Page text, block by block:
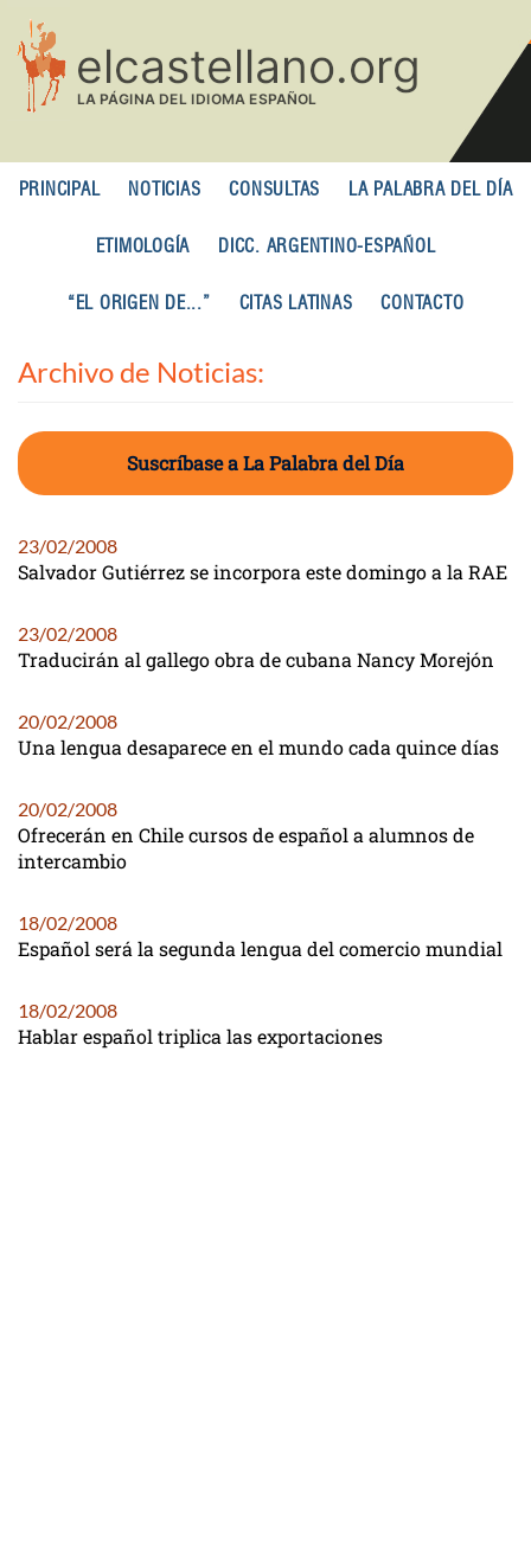
contenido
principal
PRINCIPAL NOTICIAS CONSULTAS LA PALABRA DEL DÍA
ETIMOLOGÍA DICC. ARGENTINO-ESPAÑOL
“EL ORIGEN DE...” CITAS LATINAS CONTACTO
Archivo de Noticias:
Suscríbase a La Palabra del Día
23/02/2008
Salvador Gutiérrez se incorpora este domingo a la RAE
23/02/2008
Traducirán al gallego obra de cubana Nancy Morejón
20/02/2008
Una lengua desaparece en el mundo cada quince días
20/02/2008
Ofrecerán en Chile cursos de español a alumnos de
intercambio
18/02/2008
Español será la segunda lengua del comercio mundial
18/02/2008
Hablar español triplica las exportaciones